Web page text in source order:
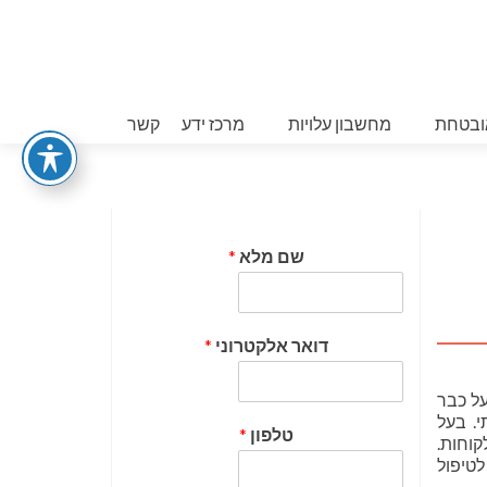
מחשבון עלויות מרכז ידע קשר
כבר
בעל
שם מלא *
דואר אלקטרוני *
טלפון *